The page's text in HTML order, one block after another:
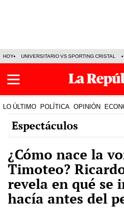
HOY UNIVERSITARIO VS SPORTING CRISTAL
LO ÚLTIMO POLÍTICA OPINIÓN
Espectáculos
¿Cómo nace la
Timoteo?
revela en qué se
hacía antes del